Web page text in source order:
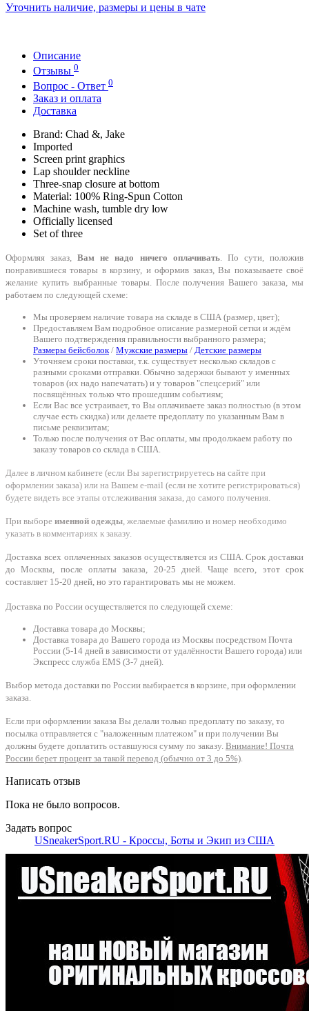
Уточнить наличие, размеры и цены в чате
Описание
Отзывы 0
Вопрос - Ответ 0
Заказ и оплата
Доставка
Brand: Chad &, Jake
Imported
Screen print graphics
Lap shoulder neckline
Three-snap closure at bottom
Material: 100% Ring-Spun Cotton
Machine wash, tumble dry low
Officially licensed
Set of three
Оформляя заказ,Вам не надо ничего оплачивать. По сути, положив
понравившиеся товары в корзину, и оформив заказ, Вы показываете своё
желание купить выбранные товары. После получения Вашего заказа, мы
работаем по следующей схеме:
Мы проверяем наличие товара на складе в США (размер, цвет);
Предоставляем Вам подробное описание размерной сетки и ждём
Вашего подтверждения правильности выбранного размера;
Размеры бейсболок/ Мужские размеры / Детские размеры
Уточняем сроки поставки, т.к. существует несколько складов с
разными сроками отправки. Обычно задержки бывают у именных
товаров (их надо напечатать) и у товаров "спецсерий" или
посвящённых только что прошедшим событиям;
Если Вас все устраивает, то Вы оплачиваете заказ полностью (в этом
случае есть скидка) или делаете предоплату по указанным Вам в
письме реквизитам;
Только после получения от Вас оплаты, мы продолжаем работу по
заказу товаров со склада в США.
Далее в личном кабинете (если Вы зарегистрируетесь на сайте при
оформлении заказа) или на Вашем e-mail (если не хотите регистрироваться)
будете видеть все этапы отслеживания заказа, до самого получения.
При выборе именной одежды, желаемые фамилию и номер необходимо
указать в комментариях к заказу.
Доставка всех оплаченных заказов осуществляется из США. Срок доставки
до Москвы, после оплаты заказа, 20-25 дней. Чаще всего, этот срок
составляет 15-20 дней, но это гарантировать мы не можем.
Доставка по России осуществляется по следующей схеме:
Доставка товара до Москвы;
Доставка товара до Вашего города из Москвы посредством Почта
России (5-14 дней в зависимости от удалённости Вашего города) или
Экспресс служба EMS (3-7 дней).
Выбор метода доставки по России выбирается в корзине, при оформлении
заказа.
Если при оформлении заказа Вы делали только предоплату по заказу, то
посылка отправляется с "наложенным платежом" и при получении Вы
должны будете доплатить оставшуюся сумму по заказу. Внимание! Почта
России берет процент за такой перевод (обычно от 3 до 5%).
Написать отзыв
Пока не было вопросов.
Задать вопрос
USneakerSport.RU - Кроссы, Боты и Экип из США